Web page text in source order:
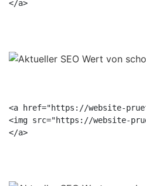
<a href="https://website-
<img src="https://website-